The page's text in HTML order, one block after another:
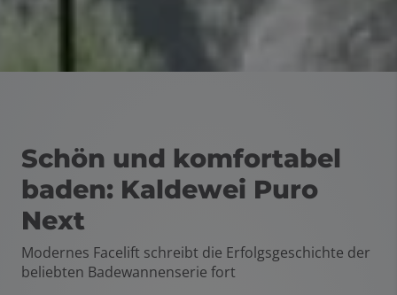
Schön und komfortabel
baden: Kaldewei Puro
Next
Modernes Facelift schreibt die Erfolgsgeschichte der
beliebten Badewannenserie fort